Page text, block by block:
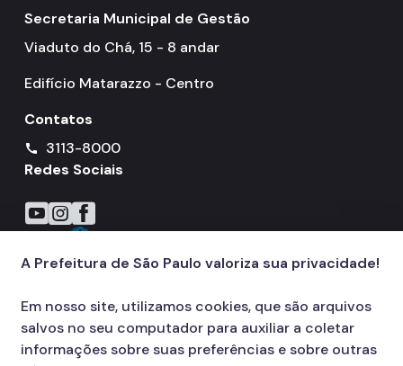
Secretaria Municipal de Gestão
Viaduto do Chá, 15 - 8 andar
Edifício Matarazzo - Centro
Contatos
call
3113-8000
Redes Sociais
Icone do YouTube
Icone do Instagram
Icone do Facebook
A Prefeitura de São Paulo valoriza sua privacidade!
Em nosso site, utilizamos cookies, que são arquivos
salvos no seu computador para auxiliar a coletar
informações sobre suas preferências e sobre outras